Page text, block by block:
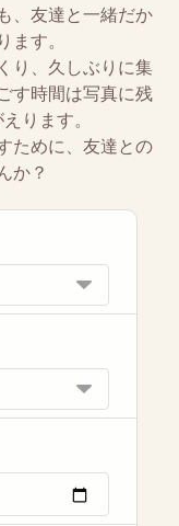
、友達と一緒だか
す。
り、久しぶりに集
す時間は写真に残
ります。
ために、友達との
か？